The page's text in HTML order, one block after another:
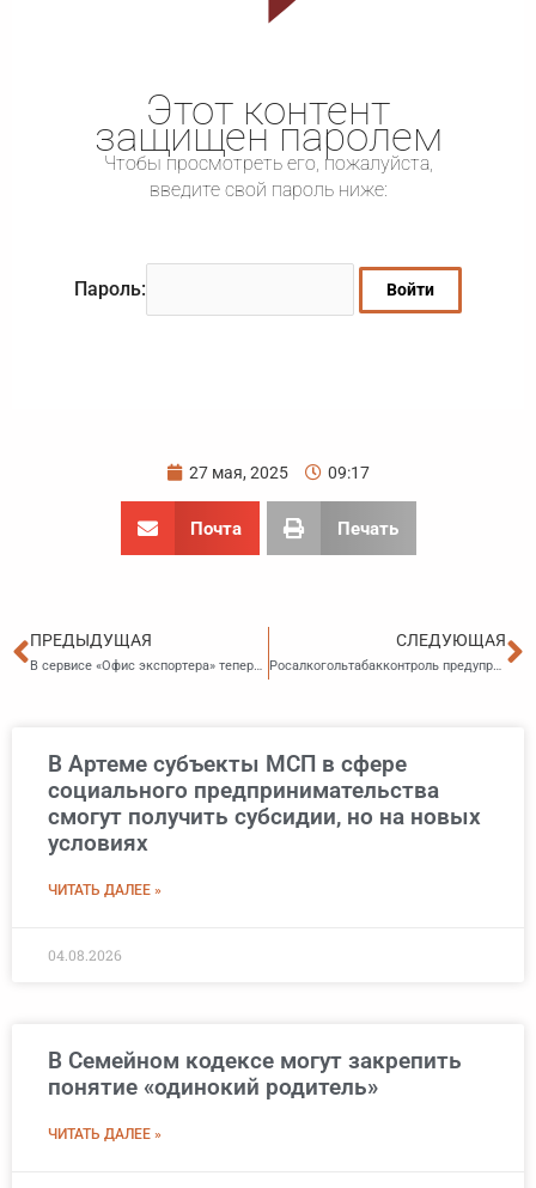
Этот контент
защищен паролем
Чтобы просмотреть его, пожалуйста,
введите свой пароль ниже:
Пароль:
27 мая, 2025 09:17
Почта Печать
Пред
ПРЕДЫДУЩАЯ
В сервисе «Офис экспортера» теперь можно оформить реестр о реализации товара с иностранного склада
СЛЕДУЮЩАЯ
Росалкогольтабакконтроль предупреждает: таможенным складам необходимо переоформить лицензии для маркировки импортного алкоголя
В Артеме субъекты МСП в сфере
социального предпринимательства
смогут получить субсидии, но на новых
условиях
ЧИТАТЬ ДАЛЕЕ »
04.08.2026
В Семейном кодексе могут закрепить
понятие «одинокий родитель»
ЧИТАТЬ ДАЛЕЕ »